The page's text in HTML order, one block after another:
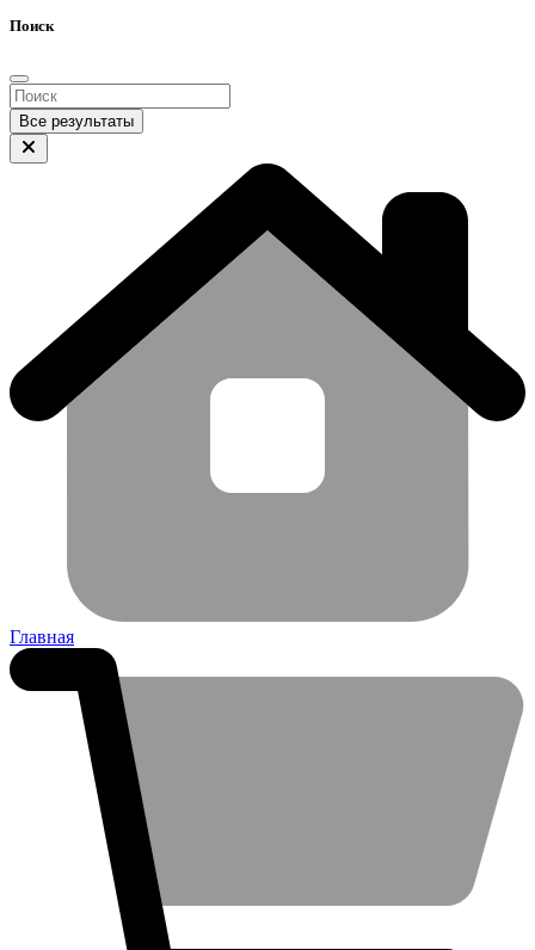
Поиск
Все результаты
Главная